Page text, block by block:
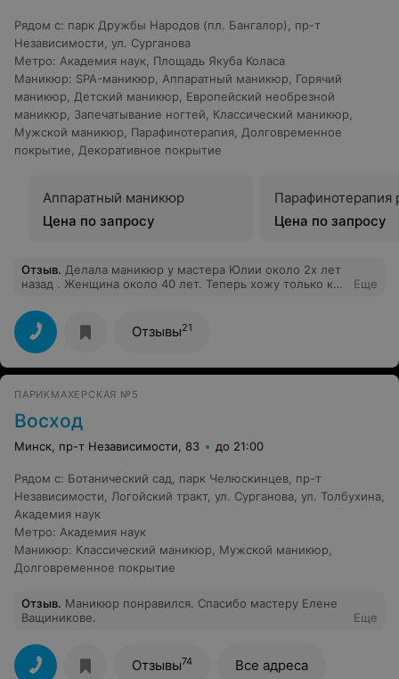
Рядом с: парк Дружбы Народов (пл. Бангалор)
пр-т
Независимости ул. Сурганова
Метро: Академия наук Площадь Якуба Коласа
Маникюр: SPA-маникюр Аппаратный маникюр
Горячий
маникюр
Детский маникюр
Европейский необрезной
маникюр
Запечатывание ногтей Классический маникюр
Мужской маникюр
Парафинотерапия Долговременное
покрытие
Декоративное покрытие
Аппаратный маникюр
Цена по запросу
Парафинотерапия
Цена по запросу
Отзыв. Делала маникюр у мастера Юлии около 2х лет
назад . Женщина около 40 лет. Теперь хожу только к
специалист - выше всяких похвал! И В очередной раз
посмотрев на свои руки после ее маникюра чарез три!
недели - решила, надо писать отзыв! Супер!
Еще
Отзывы21
ПАРИКМАХЕРСКАЯ №5
Восход
Минск, пр-т Независимости, 83 до 21:00
Рядом с: Ботанический сад парк Челюскинцев пр-т
Независимости
Логойский тракт, ул. Сурганова ул. Толбухина
Академия наук
Метро: Академия наук
Маникюр: Классический маникюр Мужской маникюр
Долговременное покрытие
Отзыв. Маникюр понравился. Спасибо мастеру Елене
Ващиникове.
Еще
Отзывы74 Все адреса